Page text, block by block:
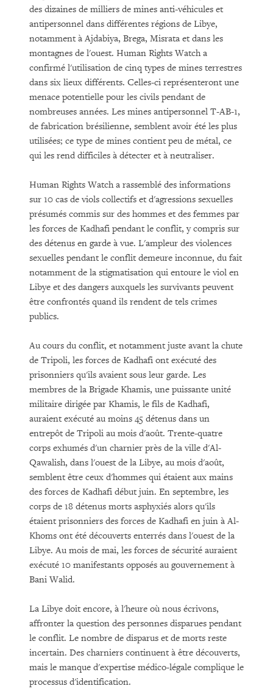
des dizaines de milliers de mines anti-véhicules et
antipersonnel dans différentes régions de Libye,
notamment à Ajdabiya, Brega, Misrata et dans les
montagnes de l'ouest. Human Rights Watch a
confirmé l'utilisation de cinq types de mines terrestres
dans six lieux différents. Celles-ci représenteront une
menace potentielle pour les civils pendant de
nombreuses années. Les mines antipersonnel T-AB-1,
de fabrication brésilienne, semblent avoir été les plus
utilisées; ce type de mines contient peu de métal, ce
qui les rend difficiles à détecter et à neutraliser.
Human Rights Watch a rassemblé des informations
sur 10 cas de viols collectifs et d'agressions sexuelles
présumés commis sur des hommes et des femmes par
les forces de Kadhafi pendant le conflit, y compris sur
des détenus en garde à vue. L'ampleur des violences
sexuelles pendant le conflit demeure inconnue, du fait
notamment de la stigmatisation qui entoure le viol en
Libye et des dangers auxquels les survivants peuvent
être confrontés quand ils rendent de tels crimes
publics.
Au cours du conflit, et notamment juste avant la chute
de Tripoli, les forces de Kadhafi ont exécuté des
prisonniers qu'ils avaient sous leur garde. Les
membres de la Brigade Khamis, une puissante unité
militaire dirigée par Khamis, le fils de Kadhafi,
auraient exécuté au moins 45 détenus dans un
entrepôt de Tripoli au mois d'août. Trente-quatre
corps exhumés d'un charnier près de la ville d'Al-
Qawalish, dans l'ouest de la Libye, au mois d'août,
semblent être ceux d'hommes qui étaient aux mains
des forces de Kadhafi début juin. En septembre, les
corps de 18 détenus morts asphyxiés alors qu'ils
étaient prisonniers des forces de Kadhafi en juin à Al-
Khoms ont été découverts enterrés dans l'ouest de la
Libye. Au mois de mai, les forces de sécurité auraient
exécuté 10 manifestants opposés au gouvernement à
Bani Walid.
La Libye doit encore, à l'heure où nous écrivons,
affronter la question des personnes disparues pendant
le conflit. Le nombre de disparus et de morts reste
incertain. Des charniers continuent à être découverts,
mais le manque d'expertise médico-légale complique le
processus d'identification.